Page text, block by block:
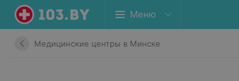
Меню
Медицинские центры в Минске